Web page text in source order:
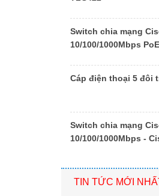
Switch chia mạng
10/100/1000Mbps
Cáp điện thoại 5 đôi
Switch chia mạng
10/100/1000Mbps -
TIN TỨC MỚI